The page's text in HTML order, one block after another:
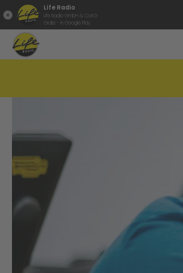
Life Radio
Life Radio GmbH & Co.KG
Gratis - in Google Play